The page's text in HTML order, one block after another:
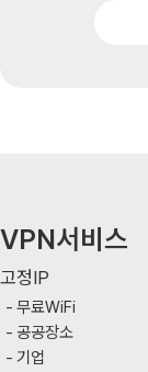
VPN서비스
고정IP
무료WiFi
공공장소
기업